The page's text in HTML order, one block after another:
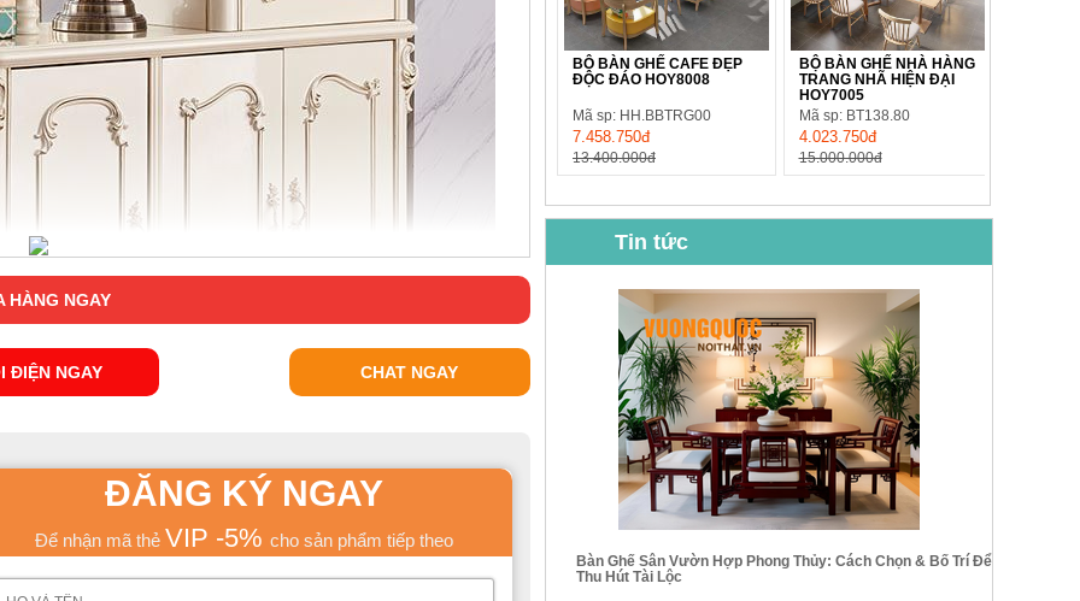
HÀNG NGAY
ĐIỆN NGAY CHAT NGAY
ĐĂNG KÝ NGAY
Để nhận mã thẻ VIP -5% cho sản phẩm tiếp theo
BỘ BÀN GHẾ CAFE ĐẸP
ĐỘC ĐÁO HOY8008
Mã sp: HH.BBTRG00
7.458.750đ
13.400.000đ
BỘ BÀN GHẾ NHÀ HÀNG
TRANG NHÃ HIỆN ĐẠI
HOY7005
Mã sp: BT138.80
4.023.750đ
15.000.000đ
BỘ BÀN GHẾ CAFE NHẬP
KHẨU CAO CẤP HOY7006
Mã sp: BT135
14.178.750đ
24.700.000đ
BỘ BÀN TRÀ GỖ TỰ NHIÊN
PHONG CÁCH TRUNG HOA
KIỂU MỚI...
Mã sp: BT138.80
20.250.000đ
39.150.000đ
Tin tức
Bàn Ghế Sân Vườn Hợp Phong Thủy: Cách Chọn & Bố Trí Để
Thu Hút Tài Lộc